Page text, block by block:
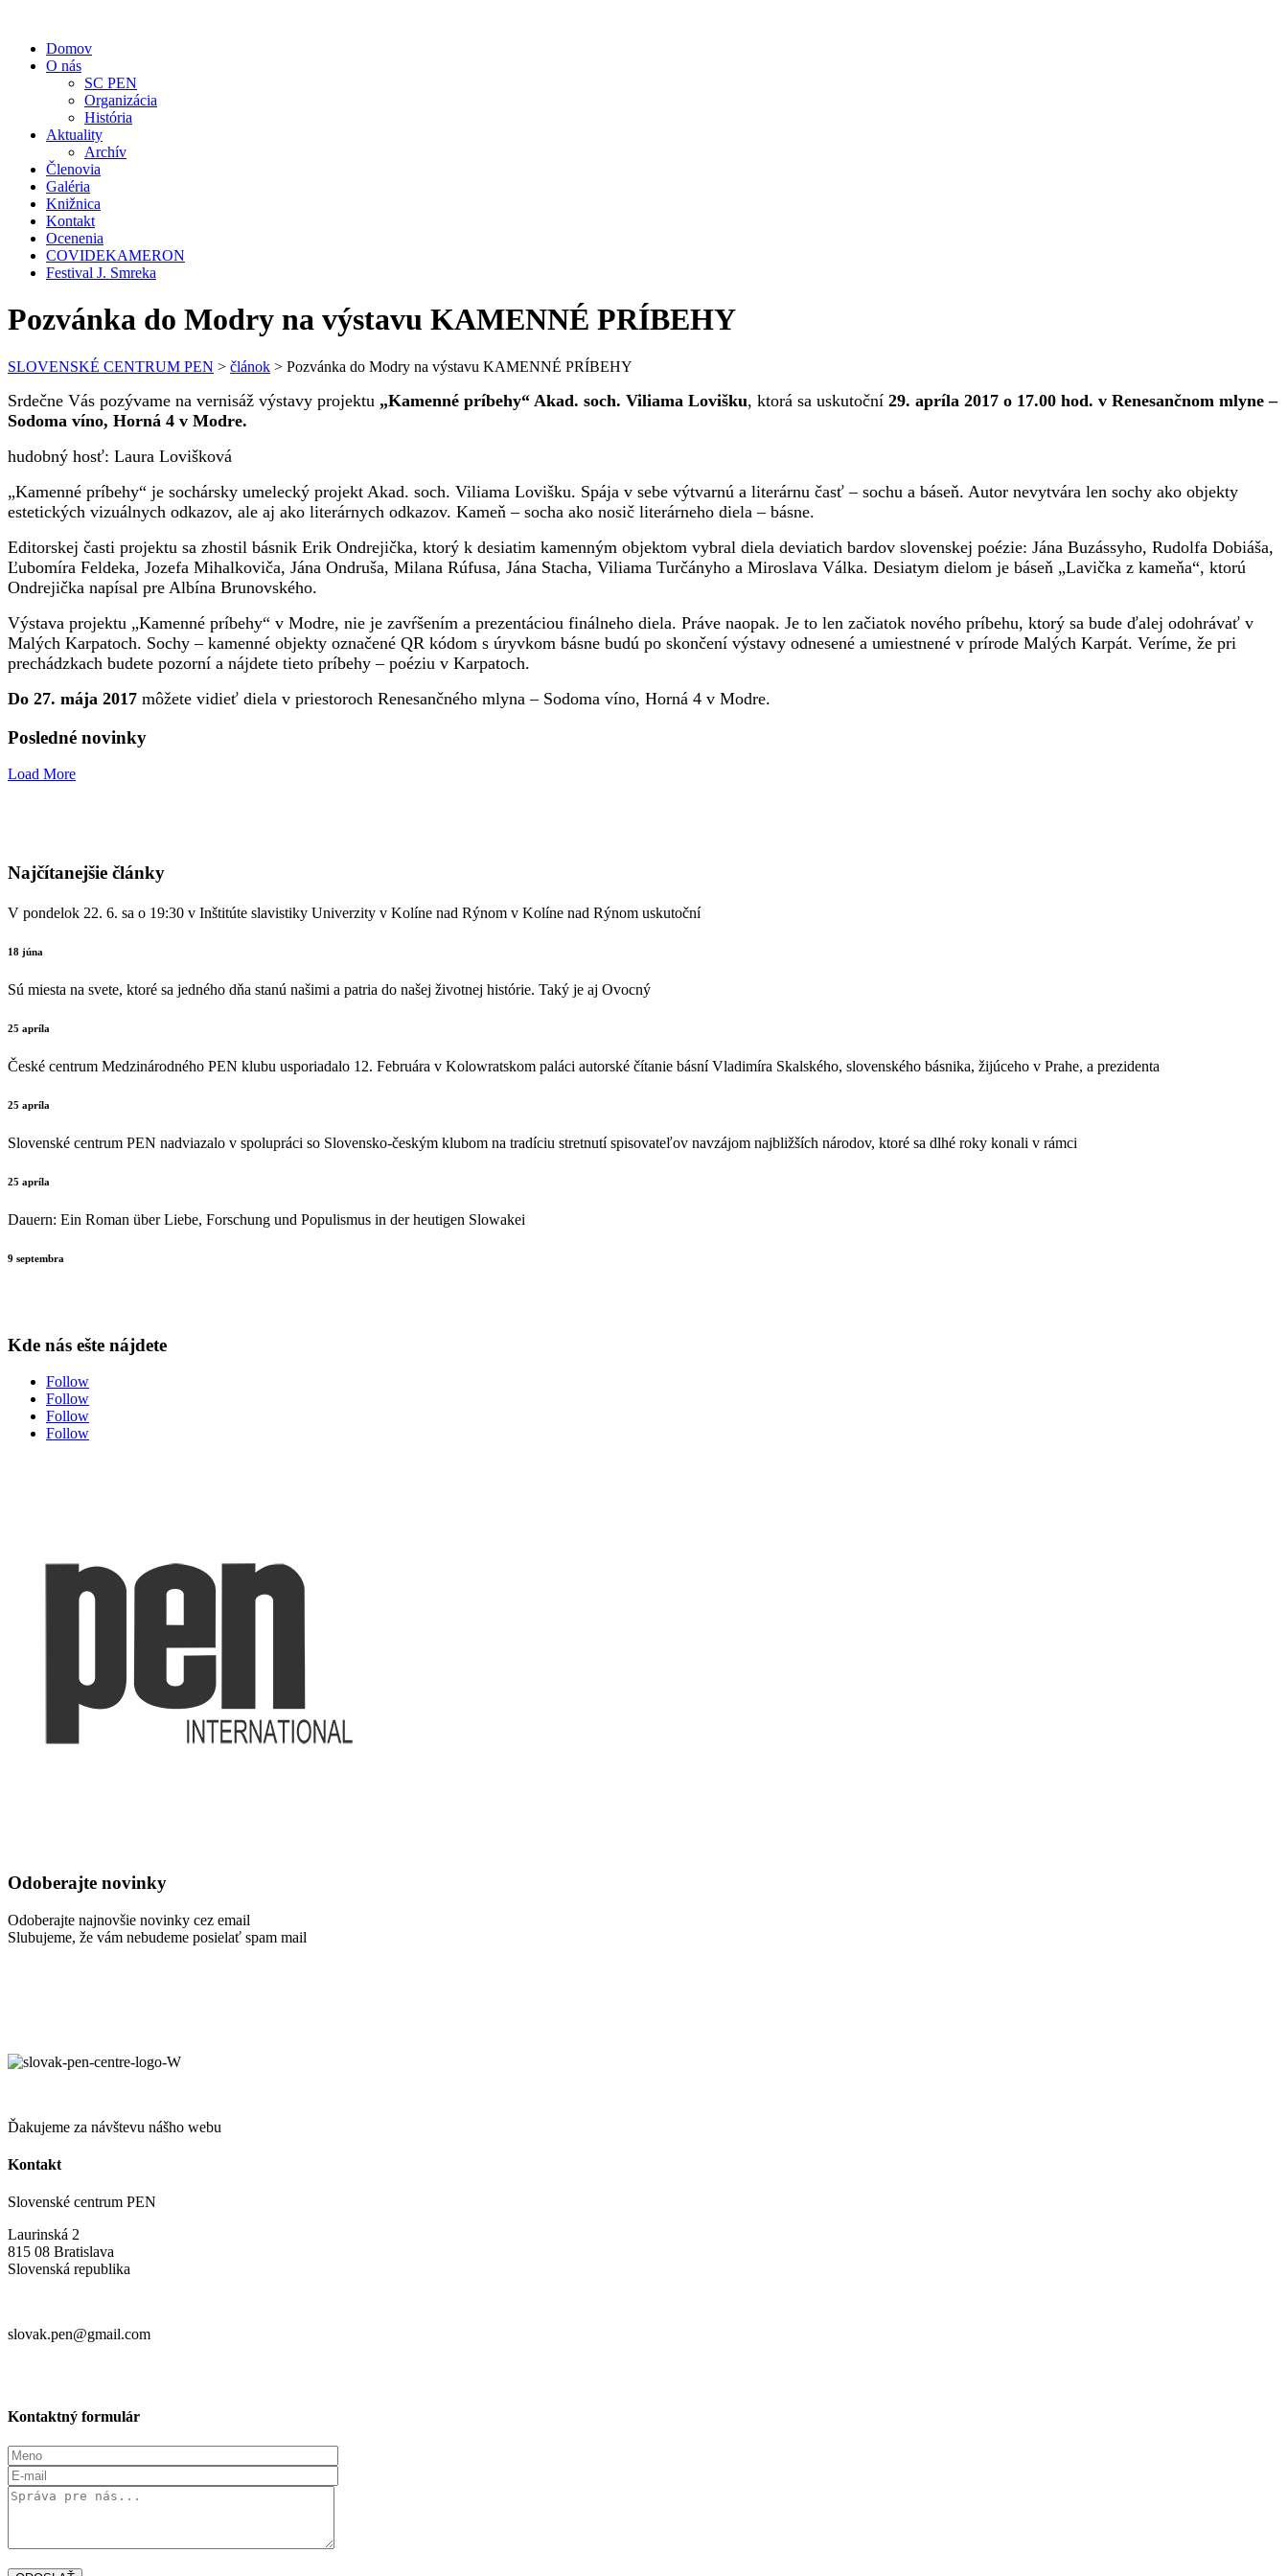
Domov
O nás
SC PEN
Organizácia
História
Aktuality
Archív
Členovia
Galéria
Knižnica
Kontakt
Ocenenia
COVIDEKAMERON
Festival J. Smreka
Pozvánka do Modry na výstavu KAMENNÉ PRÍBEHY
SLOVENSKÉ CENTRUM PEN > článok > Pozvánka do Modry na výstavu KAMENNÉ PRÍBEHY
Srdečne Vás pozývame na vernisáž výstavy projektu „Kamenné príbehy“ Akad. soch. Viliama Lovišku, ktorá sa uskutoční 29. apríla 2017 o 17.00 hod. v Renesančnom mlyne –
Sodoma víno, Horná 4 v Modre.
hudobný hosť: Laura Lovišková
„Kamenné príbehy“ je sochársky umelecký projekt Akad. soch. Viliama Lovišku. Spája v sebe výtvarnú a literárnu časť – sochu a báseň. Autor nevytvára len sochy ako objekty
estetických vizuálnych odkazov, ale aj ako literárnych odkazov. Kameň – socha ako nosič literárneho diela – básne.
Editorskej časti projektu sa zhostil básnik Erik Ondrejička, ktorý k desiatim kamenným objektom vybral diela deviatich bardov slovenskej poézie: Jána Buzássyho, Rudolfa Dobiáša,
Ľubomíra Feldeka, Jozefa Mihalkoviča, Jána Ondruša, Milana Rúfusa, Jána Stacha, Viliama Turčányho a Miroslava Válka. Desiatym dielom je báseň „Lavička z kameňa“, ktorú
Ondrejička napísal pre Albína Brunovského.
Výstava projektu „Kamenné príbehy“ v Modre, nie je zavŕšením a prezentáciou finálneho diela. Práve naopak. Je to len začiatok nového príbehu, ktorý sa bude ďalej odohrávať v
Malých Karpatoch. Sochy – kamenné objekty označené QR kódom s úryvkom básne budú po skončení výstavy odnesené a umiestnené v prírode Malých Karpát. Veríme, že pri
prechádzkach budete pozorní a nájdete tieto príbehy – poéziu v Karpatoch.
Do 27. mája 2017 môžete vidieť diela v priestoroch Renesančného mlyna – Sodoma víno, Horná 4 v Modre.
Posledné novinky
Load More
Najčítanejšie články
V pondelok 22. 6. sa o 19:30 v Inštitúte slavistiky Univerzity v Kolíne nad Rýnom v Kolíne nad Rýnom uskutoční
18 júna
Sú miesta na svete, ktoré sa jedného dňa stanú našimi a patria do našej životnej histórie. Taký je aj Ovocný
25 apríla
České centrum Medzinárodného PEN klubu usporiadalo 12. Februára v Kolowratskom paláci autorské čítanie básní Vladimíra Skalského, slovenského básnika, žijúceho v Prahe, a prezidenta
25 apríla
Slovenské centrum PEN nadviazalo v spolupráci so Slovensko-českým klubom na tradíciu stretnutí spisovateľov navzájom najbližších národov, ktoré sa dlhé roky konali v rámci
25 apríla
Dauern: Ein Roman über Liebe, Forschung und Populismus in der heutigen Slowakei
9 septembra
Kde nás ešte nájdete
Follow
Follow
Follow
Follow
Odoberajte novinky
Odoberajte najnovšie novinky cez email
Slubujeme, že vám nebudeme posielať spam mail
Ďakujeme za návštevu nášho webu
Kontakt
Slovenské centrum PEN
Laurinská 2
815 08 Bratislava
Slovenská republika
slovak.pen@gmail.com
Kontaktný formulár